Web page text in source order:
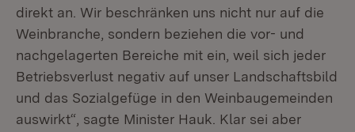
direkt an. Wir beschränken uns nicht nur auf die
Weinbranche, sondern beziehen die vor- und
nachgelagerten Bereiche mit ein, weil sich jeder
Betriebsverlust negativ auf unser Landschaftsbild
und das Sozialgefüge in den Weinbaugemeinden
auswirkt“, sagte Minister Hauk. Klar sei aber